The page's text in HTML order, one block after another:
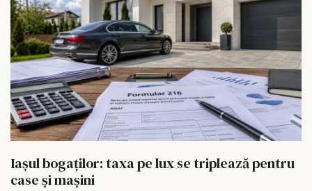
Iașul bogaților: taxa pe lux se triplează pentru
case și mașini